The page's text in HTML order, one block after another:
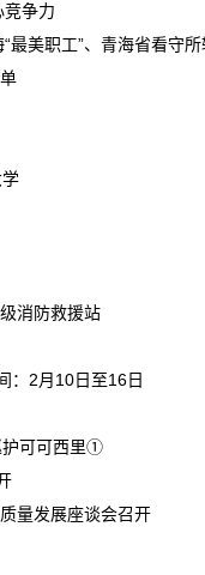
争力
美职工”、青海省看守所
消防救援站
：2月10日至16日
可可西里①
量发展座谈会召开